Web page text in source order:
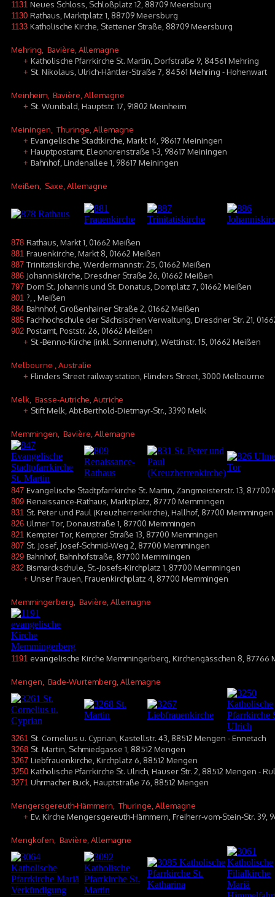
1131 Neues Schloss, Schloßplatz 12, 88709 Meersburg
1130 Rathaus, Marktplatz 1, 88709 Meersburg
1133 Katholische Kirche, Stettener Straße, 88709 Meersburg
Mehring , Bavière, Allemagne
+ Katholische Pfarrkirche St. Martin, Dorfstraße 9, 84561 Mehring
+ St. Nikolaus, Ulrich-Häntler-Straße 7, 84561 Mehring - Hohenwart
Meinheim , Bavière, Allemagne
+ St. Wunibald, Hauptstr. 17, 91802 Meinheim
Meiningen , Thuringe, Allemagne
+ Evangelische Stadtkirche, Markt 14, 98617 Meiningen
+ Hauptpostamt, Eleonorenstraße 1-3, 98617 Meiningen
+ Bahnhof, Lindenallee 1, 98617 Meiningen
Meißen , Saxe, Allemagne
878 Rathaus, Markt 1, 01662 Meißen
881 Frauenkirche, Markt 8, 01662 Meißen
887 Trinitatiskirche, Werdermannstr. 25, 01662 Meißen
886 Johanniskirche, Dresdner Straße 26, 01662 Meißen
797 Dom St. Johannis und St. Donatus, Domplatz 7, 01662 Meißen
801 ?, , Meißen
884 Bahnhof, Großenhainer Straße 2, 01662 Meißen
885 Fachhochschule der Sächsischen Verwaltung, Dresdner Str. 21,
902 Postamt, Poststr. 26, 01662 Meißen
+ St.-Benno-Kirche (inkl. Sonnenuhr), Wettinstr. 15, 01662 Meißen
Melbourne , Australie
+ Flinders Street railway station, Flinders Street, 3000 Melbourne
Melk , Basse-Autriche, Autriche
+ Stift Melk, Abt-Berthold-Dietmayr-Str., 3390 Melk
Memmingen , Bavière, Allemagne
847 Evangelische Stadtpfarrkirche St. Martin, Zangmeisterstr. 13, 87700
809 Renaissance-Rathaus, Marktplatz, 87770 Memmingen
831 St. Peter und Paul (Kreuzherrenkirche), Hallhof, 87700 Memmingen
826 Ulmer Tor, Donaustraße 1, 87700 Memmingen
821 Kempter Tor, Kempter Straße 13, 87700 Memmingen
807 St. Josef, Josef-Schmid-Weg 2, 87700 Memmingen
829 Bahnhof, Bahnhofstraße, 87700 Memmiingen
832 Bismarckschule, St.-Josefs-Kirchplatz 1, 87700 Memmingen
+ Unser Frauen, Frauenkirchplatz 4, 87700 Memmingen
Memmingerberg , Bavière, Allemagne
1191 evangelische Kirche Memmingerberg, Kirchengässchen 8, 87766
Mengen , Bade-Wurtemberg, Allemagne
3261 St. Cornelius u. Cyprian, Kastellstr. 43, 88512 Mengen - Ennetach
3268 St. Martin, Schmiedgasse 1, 88512 Mengen
3267 Liebfrauenkirche, Kirchplatz 6, 88512 Mengen
3250 Katholische Pfarrkirche St. Ulrich, Hauser Str. 2, 88512 Mengen -
3271 Uhrmacher Buck, Hauptstraße 76, 88512 Mengen
Mengersgereuth-Hämmern , Thuringe, Allemagne
+ Ev. Kirche Mengersgereuth-Hämmern, Freiherr-vom-Stein-Str. 39,
Mengkofen , Bavière, Allemagne